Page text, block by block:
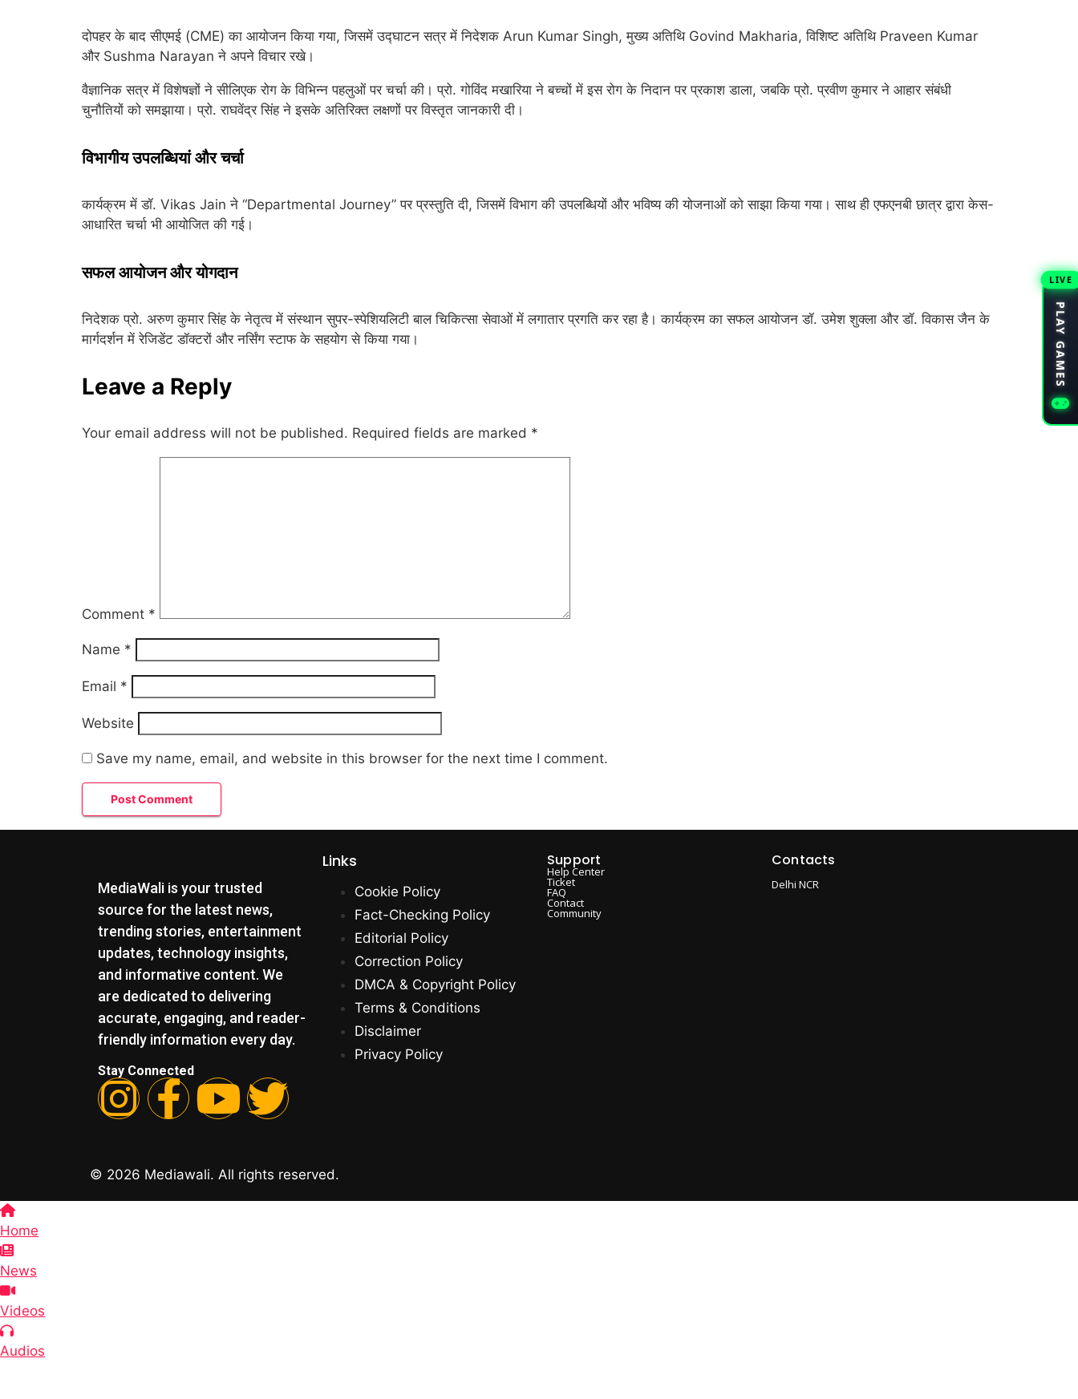
दोपहर के बाद सीएमई (CME) का आयोजन किया गया, जिसमें उद्घाटन सत्र में निदेशक Arun Kumar Singh, मुख्य अतिथि Govind Makharia, विशिष्ट अतिथि Praveen Kumar
और Sushma Narayan ने अपने विचार रखे।
वैज्ञानिक सत्र में विशेषज्ञों ने सीलिएक रोग के विभिन्न पहलुओं पर चर्चा की। प्रो. गोविंद मखारिया ने बच्चों में इस रोग के निदान पर प्रकाश डाला, जबकि प्रो. प्रवीण कुमार ने आहार संबंधी
चुनौतियों को समझाया। प्रो. राघवेंद्र सिंह ने इसके अतिरिक्त लक्षणों पर विस्तृत जानकारी दी।
विभागीय उपलब्धियां और चर्चा
कार्यक्रम में डॉ. Vikas Jain ने “Departmental Journey” पर प्रस्तुति दी, जिसमें विभाग की उपलब्धियों और भविष्य की योजनाओं को साझा किया गया। साथ ही एफएनबी छात्र द्वारा केस-
आधारित चर्चा भी आयोजित की गई।
सफल आयोजन और योगदान
निदेशक प्रो. अरुण कुमार सिंह के नेतृत्व में संस्थान सुपर-स्पेशियलिटी बाल चिकित्सा सेवाओं में लगातार प्रगति कर रहा है। कार्यक्रम का सफल आयोजन डॉ. उमेश शुक्ला और डॉ. विकास जैन के
मार्गदर्शन में रेजिडेंट डॉक्टरों और नर्सिंग स्टाफ के सहयोग से किया गया।
Leave a Reply
Your email address will not be published. Required fields are marked *
Comment *
Name *
Email *
Website
Save my name, email, and website in this browser for the next time I comment.
MediaWali is your trusted
source for the latest news,
trending stories, entertainment
updates, technology insights,
and informative content. We
are dedicated to delivering
accurate, engaging, and reader-
friendly information every day.
Stay Connected
Links
Cookie Policy
Fact-Checking Policy
Editorial Policy
Correction Policy
DMCA & Copyright Policy
Terms & Conditions
Disclaimer
Privacy Policy
Support
Help Center
Ticket
FAQ
Contact
Community
Contacts
Delhi NCR
LIVE
PLAY GAMES
© 2026 Mediawali. All rights reserved.
Home
News
Videos
Audios